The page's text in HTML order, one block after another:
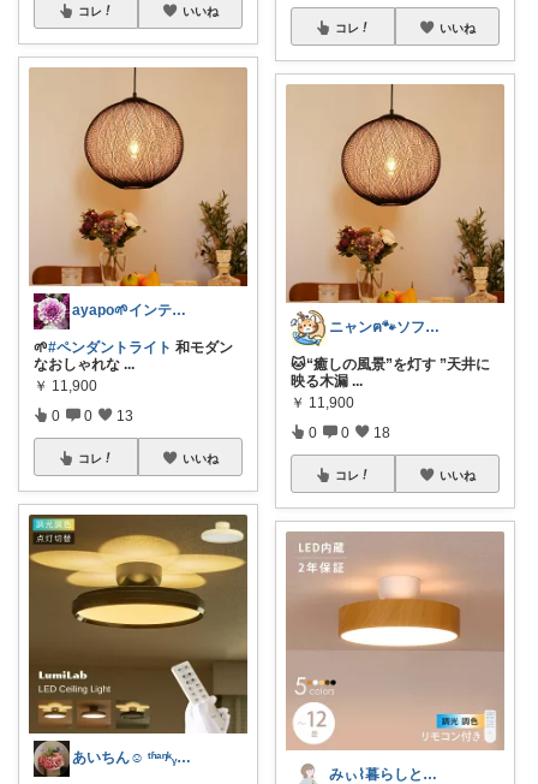
コレ いいね
ayapo🌱インテリア&雑貨
🌱#ペンダントライト 和モダン
なおしゃれな ...
￥ 11,900
0 0 13
コレ いいね
あいちん☺️ ᵗʱᵃᵑᵏᵧₒᵤওೄ ♬*
コレ いいね
ニャンฅ🐾ソファでくつろぐ猫🐱💕
🐱“癒しの風景”を灯す ”天井に
映る木漏 ...
￥ 11,900
0 0 18
コレ いいね
みぃ⌇暮らしと育児のおすすめアイテム💐